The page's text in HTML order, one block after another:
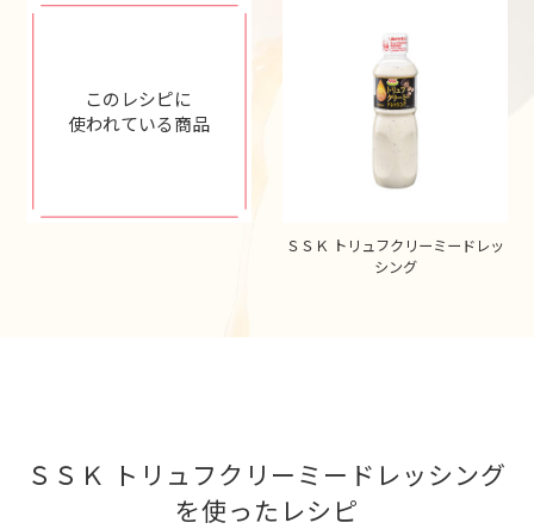
このレシピに
使われている商品
ＳＳＫ トリュフクリーミードレッ
シング
ＳＳＫ トリュフクリーミードレッシング
を使ったレシピ